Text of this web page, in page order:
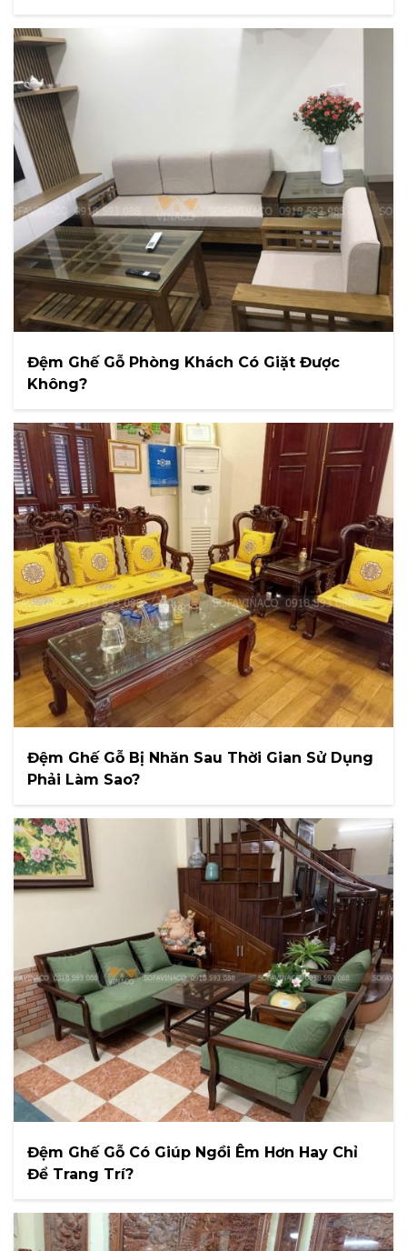
Đệm Ghế Gỗ Phòng Khách Có Giặt Được
Không?
Đệm Ghế Gỗ Bị Nhăn Sau Thời Gian Sử Dụng
Phải Làm Sao?
Đệm Ghế Gỗ Có Giúp Ngồi Êm Hơn Hay Chỉ
Để Trang Trí?